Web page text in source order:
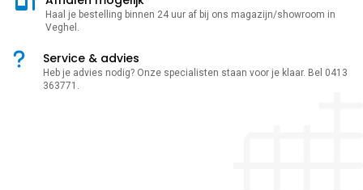
Haal je bestelling binnen 24 uur af bij ons magazijn/showroom in
Veghel.
Service & advies
Heb je advies nodig? Onze specialisten staan voor je klaar. Bel 0413
363771.